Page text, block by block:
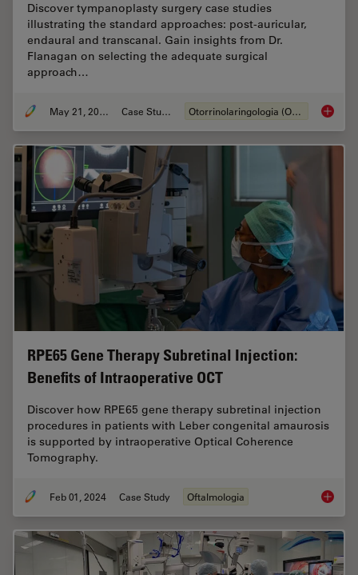
Discover tympanoplasty surgery case studies
illustrating the standard approaches: post-auricular,
endaural and transcanal. Gain insights from Dr.
Flanagan on selecting the adequate surgical
approach…
May 21, 2024 Case Study Otorrinolaringologia (ORL)
RPE65 Gene Therapy Subretinal Injection:
Benefits of Intraoperative OCT
Discover how RPE65 gene therapy subretinal injection
procedures in patients with Leber congenital amaurosis
is supported by intraoperative Optical Coherence
Tomography.
Feb 01, 2024 Case Study Oftalmologia RPE65